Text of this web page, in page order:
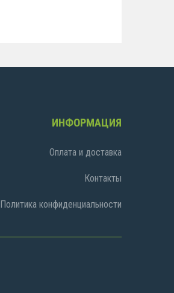
ИНФОРМАЦИЯ
Оплата и доставка
Контакты
Политика конфиденциальности